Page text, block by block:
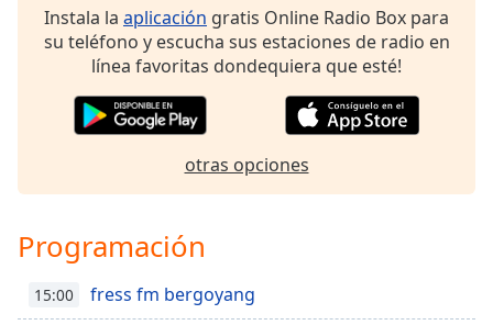
Instala la aplicación gratis Online Radio Box para
su teléfono y escucha sus estaciones de radio en
línea favoritas dondequiera que esté!
otras opciones
Programación
15:00 fress fm bergoyang